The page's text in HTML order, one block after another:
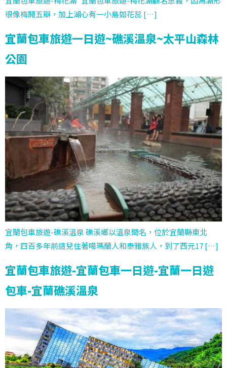
很像梅開五瓣，加上湖心有一小島如花蕊 […]
宜蘭包車旅遊一日遊~礁溪溫泉~太平山森林
公園
宜蘭包車旅遊-礁溪溫泉 礁溪鄉以溫泉聞名，位於宜蘭縣東北
角，四百多年前這兒住著噶瑪蘭人和泰雅族人，到了西元17 […]
宜蘭包車旅遊-宜蘭包車一日遊-宜蘭一日遊
包車-宜蘭礁溪溫泉